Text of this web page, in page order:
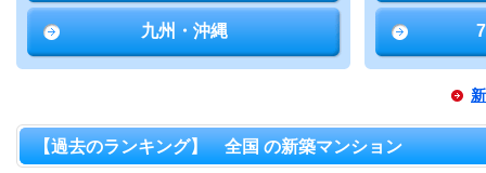
九州・沖縄
【過去のランキング】 全国 の新築マンション